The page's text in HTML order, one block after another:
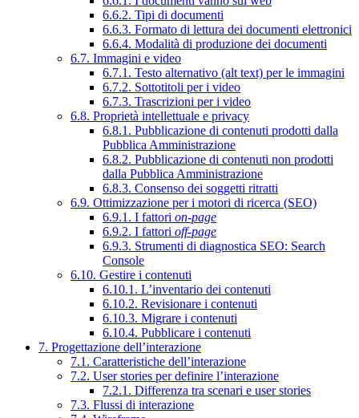
6.6.2. Tipi di documenti
6.6.3. Formato di lettura dei documenti elettronici
6.6.4. Modalità di produzione dei documenti
6.7. Immagini e video
6.7.1. Testo alternativo (alt text) per le immagini
6.7.2. Sottotitoli per i video
6.7.3. Trascrizioni per i video
6.8. Proprietà intellettuale e privacy
6.8.1. Pubblicazione di contenuti prodotti dalla
Pubblica Amministrazione
6.8.2. Pubblicazione di contenuti non prodotti
dalla Pubblica Amministrazione
6.8.3. Consenso dei soggetti ritratti
6.9. Ottimizzazione per i motori di ricerca (SEO)
6.9.1. I fattori on-page
6.9.2. I fattori off-page
6.9.3. Strumenti di diagnostica SEO: Search
Console
6.10. Gestire i contenuti
6.10.1. L’inventario dei contenuti
6.10.2. Revisionare i contenuti
6.10.3. Migrare i contenuti
6.10.4. Pubblicare i contenuti
7. Progettazione dell’interazione
7.1. Caratteristiche dell’interazione
7.2. User stories per definire l’interazione
7.2.1. Differenza tra scenari e user stories
7.3. Flussi di interazione